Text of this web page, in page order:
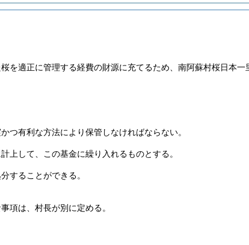
を適正に管理する経費の財源に充てるため、南阿蘇村桜日本一
つ有利な方法により保管しなければならない。
上して、この基金に繰り入れるものとする。
することができる。
項は、村長が別に定める。